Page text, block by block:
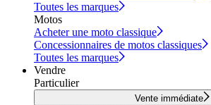
Toutes les marques
Motos
Acheter une moto classique
Concessionnaires de motos classiques
Toutes les marques
Vendre
Particulier
Vente immédiate